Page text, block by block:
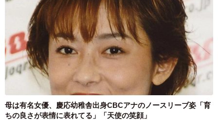
母は有名女優、慶応幼稚舎出身CBCアナのノースリーブ姿「育
ちの良さが表情に表れてる」「天使の笑顔」